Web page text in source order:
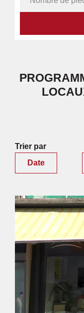
LOCAUX
Trier par
Date